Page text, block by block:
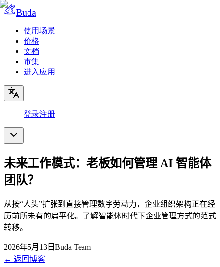
Buda
使用场景
价格
文档
市集
进入应用
登录注册
未来工作模式：老板如何管理 AI 智能体
团队？
从按“人头”扩张到直接管理数字劳动力，企业组织架构正在经
历前所未有的扁平化。了解智能体时代下企业管理方式的范式
转移。
2026年5月13日 Buda Team
← 返回博客